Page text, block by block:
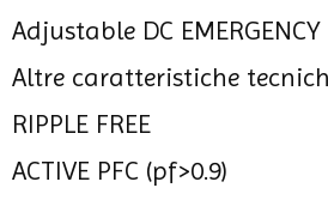
Adjustable DC EMERGENCY
Altre caratteristiche
RIPPLE FREE
ACTIVE PFC (pf>0.9)